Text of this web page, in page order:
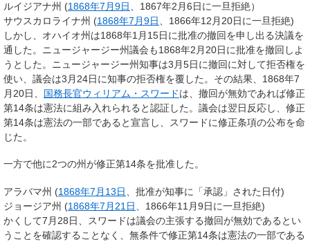
ルイジアナ州 (1868年7月9日
、1867年2月6日に一旦拒絶）
サウスカロライナ州 (1868年7月9日
、1866年12月20日に一旦拒絶)
しかし、オハイオ州は1868年1月15日に批准の撤回を申し出る決議を
通した。ニュージャージー州議会も1868年2月20日に批准を撤回しよ
うとした。ニュージャージー州知事は3月5日に撤回に対して拒否権を
使い、議会は3月24日に知事の拒否権を覆した。その結果、1868年7
月20日、 国務長官ウィリアム・スワードは、撤回が無効であれば修正
第14条は憲法に組み入れられると認証した。議会は翌日反応し、修正
第14条は憲法の一部であると宣言し、スワードに修正条項の公布を命
じた。
一方で他に2つの州が修正第14条を批准した。
アラバマ州 (1868年7月13日
、批准が知事に「承認」された日付)
ジョージア州 (1868年7月21日
、1866年11月9日に一旦拒絶)
かくして7月28日、スワードは議会の主張する撤回が無効であるとい
うことを確認することなく、無条件で修正第14条は憲法の一部である